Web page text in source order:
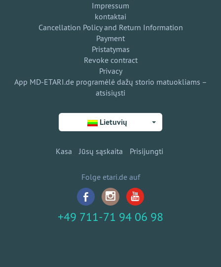
Impressum
kontaktai
Cancellation Policy and Return Information
Payment
Pristatymas
Revoke contract
Privacy
App MD-ETARI.de programėlė dažų storio matuokliams –
atsisiųsti
Lietuvių
Kasa Jūsų sąskaita Prisijungti
Folge etari.de auf
+49 711-71 94 06 98